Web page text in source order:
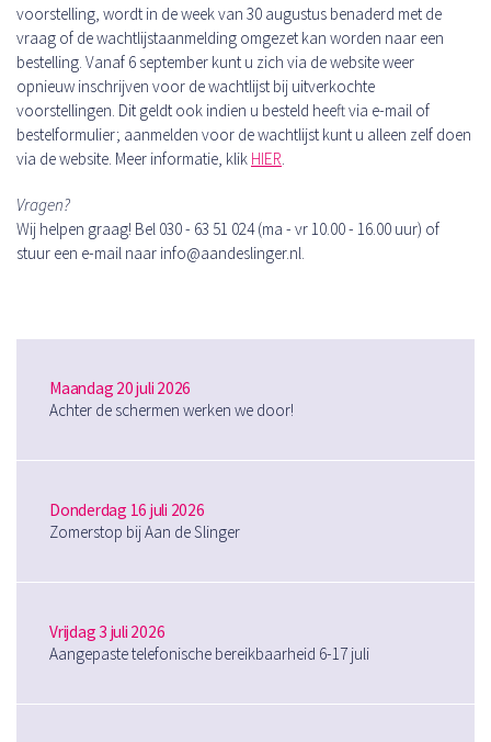
voorstelling, wordt in de week van 30 augustus benaderd met de
vraag of de wachtlijstaanmelding omgezet kan worden naar een
bestelling. Vanaf 6 september kunt u zich via de website weer
opnieuw inschrijven voor de wachtlijst bij uitverkochte
voorstellingen. Dit geldt ook indien u besteld heeft via e-mail of
bestelformulier; aanmelden voor de wachtlijst kunt u alleen zelf doen
via de website. Meer informatie, klik HIER.
Vragen?
Wij helpen graag! Bel 030 - 63 51 024 (ma - vr 10.00 - 16.00 uur) of
stuur een e-mail naar info@aandeslinger.nl.
Maandag 20 juli 2026
Achter de schermen werken we door!
Donderdag 16 juli 2026
Zomerstop bij Aan de Slinger
Vrijdag 3 juli 2026
Aangepaste telefonische bereikbaarheid 6-17 juli